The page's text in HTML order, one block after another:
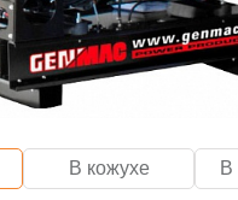
В кожухе В